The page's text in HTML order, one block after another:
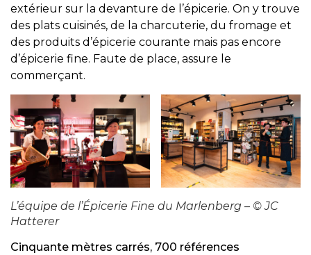
extérieur sur la devanture de l’épicerie. On y trouve
des plats cuisinés, de la charcuterie, du fromage et
des produits d’épicerie courante mais pas encore
d’épicerie fine. Faute de place, assure le
commerçant.
L’équipe de l’Épicerie Fine du Marlenberg – © JC
Hatterer
Cinquante mètres carrés, 700 références